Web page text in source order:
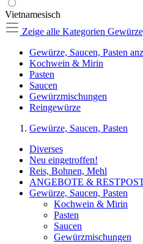
Vietnamesisch
Zeige alle Kategorien
Gewürze, Saucen, Pasten
Kochwein & Mirin
Pasten
Saucen
Gewürzmischungen
Reingewürze
Gewürze, Saucen, Pasten
Diverses
Neu eingetroffen!
Reis, Bohnen, Mehl
ANGEBOTE &
Gewürze, Saucen, Pasten
Kochwein & Mirin
Pasten
Saucen
Gewürzmischungen